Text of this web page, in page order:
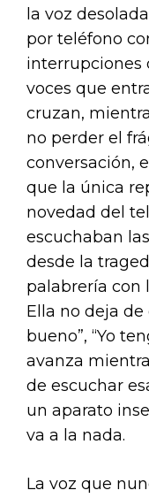
la voz
por teléfono
interrupciones
voces que
cruzan,
no perder el
conversación,
que la única
novedad del
escuchaban
desde la
palabrería con
Ella no deja de
bueno”, “Yo
avanza
de escuchar
un aparato
va a la nada.
La voz que